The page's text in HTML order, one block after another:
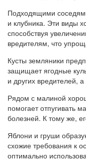
Подходящими
и клубника. Эти виды
способствуя
вредителям, что
Кусты земляники
защищает ягодные
и других вредителей,
Рядом с малиной
помогает отпугивать
болезней. К тому же,
Яблони и груши
схожие требования к
оптимально